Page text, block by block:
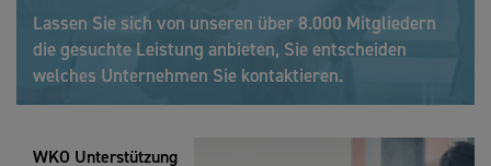
Lassen Sie sich von unseren über 8.000 Mitgliedern
die gesuchte Leistung anbieten, Sie entscheiden
welches Unternehmen Sie kontaktieren.
WKO Unterstützung